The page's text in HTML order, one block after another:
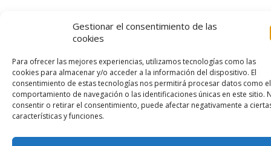
Gestionar el consentimiento de las
cookies
Para ofrecer las mejores experiencias, utilizamos tecnologías como las
cookies para almacenar y/o acceder a la información del dispositivo. El
consentimiento de estas tecnologías nos permitirá procesar datos como el
comportamiento de navegación o las identificaciones únicas en este sitio.
consentir o retirar el consentimiento, puede afectar negativamente a
características y funciones.
© 2026 – Lanzarote Deportes – Todos los derechos reservados
Diseño web porSolucionetyCibernatural